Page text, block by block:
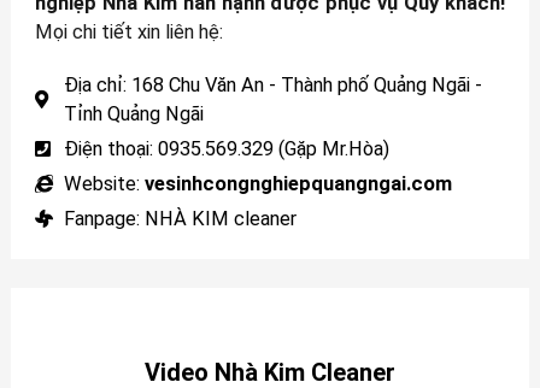
Mọi chi tiết xin liên hệ:
Địa chỉ: 168 Chu Văn An - Thành phố Quảng Ngãi -
Tỉnh Quảng Ngãi
Điện thoại: 0935.569.329 (Gặp Mr.Hòa)
Website: vesinhcongnghiepquangngai.com
Fanpage: NHÀ KIM cleaner
Video Nhà Kim Cleaner